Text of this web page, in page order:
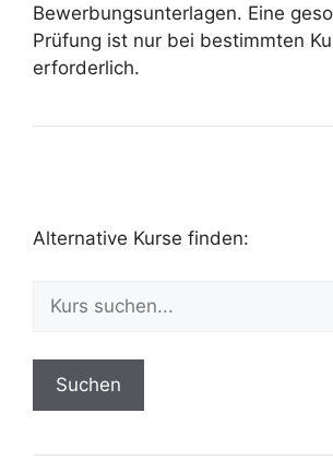
Bewerbungsunterlagen. Eine
Prüfung ist nur bei bestimmten
erforderlich.
Alternative Kurse finden:
Suchen